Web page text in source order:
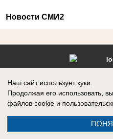
Новости СМИ2
Регистрационный номер №:
Наш сайт использует куки.
Продолжая его использовать,
файлов cookie и